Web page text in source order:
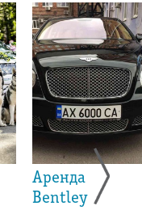
Аренда
Bentley